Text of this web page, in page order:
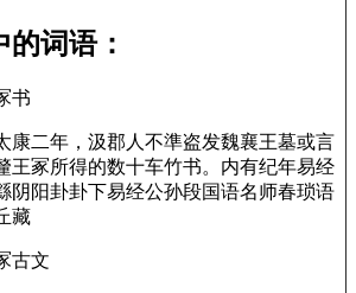
的词语：
书
康二年，汲郡人不準盗发魏襄王墓或言
王冢所得的数十车竹书。内有纪年易经
阴阳卦卦下易经公孙段国语名师春琐语
藏
古文